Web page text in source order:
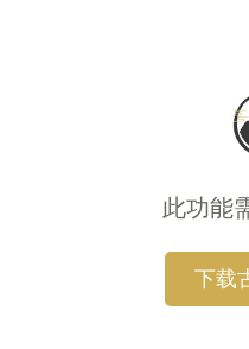
此功能
下载